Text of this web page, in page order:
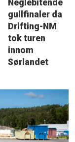
Neglebitende
gullfinaler da
Drifting-NM
tok turen
innom
Sørlandet